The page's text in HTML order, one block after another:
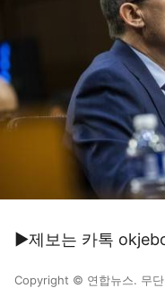
▶제보는 카톡
Copyright © 연합뉴스. 무단